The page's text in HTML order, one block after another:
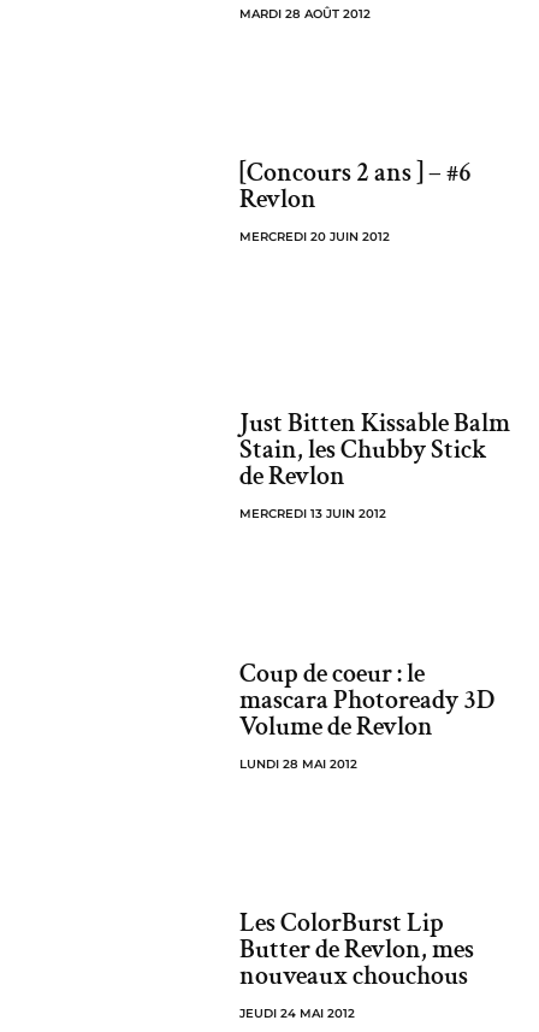
MARDI 28 AOÛT 2012
[Concours 2 ans ] – #6
Revlon
MERCREDI 20 JUIN 2012
Just Bitten Kissable Balm
Stain, les Chubby Stick
de Revlon
MERCREDI 13 JUIN 2012
Coup de coeur : le
mascara Photoready 3D
Volume de Revlon
LUNDI 28 MAI 2012
Les ColorBurst Lip
Butter de Revlon, mes
nouveaux chouchous
JEUDI 24 MAI 2012